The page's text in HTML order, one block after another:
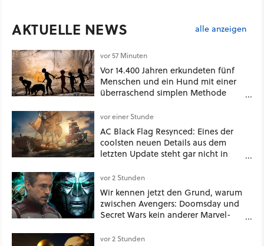
AKTUELLE NEWS alle anzeigen
vor 57 Minuten
Vor 14.400 Jahren erkundeten fünf
Menschen und ein Hund mit einer
überraschend simplen Methode
Spuren für die Ewigkeit
vor einer Stunde
AC Black Flag Resynced: Eines der
coolsten neuen Details aus dem
letzten Update steht gar nicht in
vor 2 Stunden
Wir kennen jetzt den Grund, warum
zwischen Avengers: Doomsday und
Secret Wars kein anderer Marvel-
vor 2 Stunden